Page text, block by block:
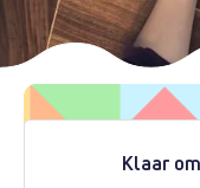
Klaar